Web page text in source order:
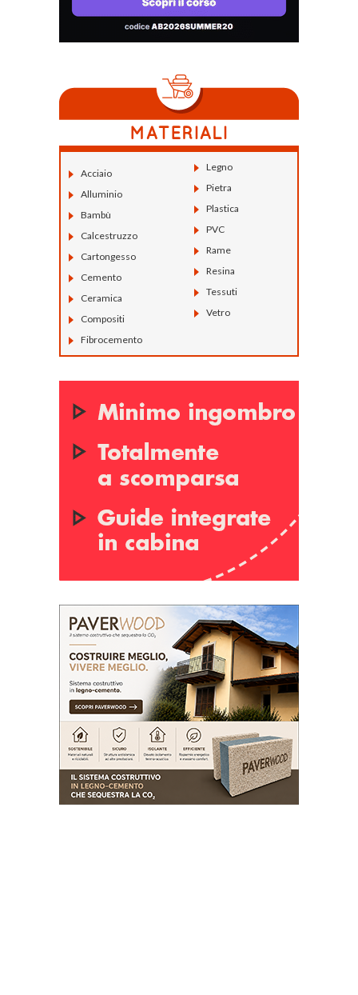
Acciaio
Alluminio
Bambù
Calcestruzzo
Cartongesso
Cemento
Ceramica
Compositi
Fibrocemento
Legno
Pietra
Plastica
PVC
Rame
Resina
Tessuti
Vetro